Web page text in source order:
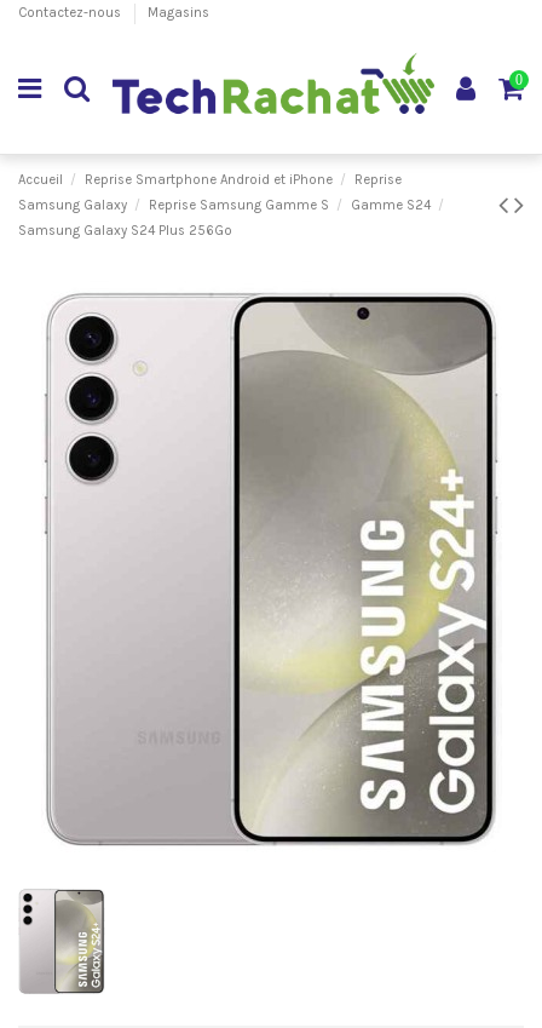
Contactez-nous Magasins
0
Accueil Reprise Smartphone Android et iPhone
Reprise
Samsung Galaxy
Reprise Samsung Gamme S
Gamme S24
Samsung Galaxy S24 Plus 256Go